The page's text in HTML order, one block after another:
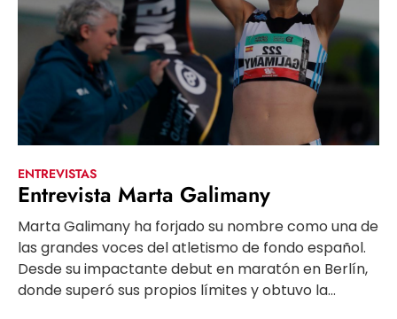
ENTREVISTAS
Entrevista Marta Galimany
Marta Galimany ha forjado su nombre como una de
las grandes voces del atletismo de fondo español.
Desde su impactante debut en maratón en Berlín,
donde superó sus propios límites y obtuvo la...